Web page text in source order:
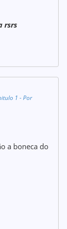
rsrs
1 - Por
a boneca do